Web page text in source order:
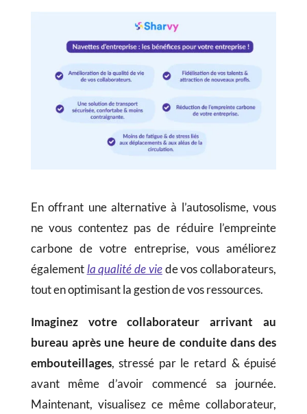
En offrant une alternative à l’autosolisme, vous
ne vous contentez pas de réduire l’empreinte
carbone de votre entreprise, vous améliorez
également la qualité de viede vos collaborateurs,
tout en optimisant la gestion de vos ressources.
Imaginez votre collaborateur arrivant au
bureau après une heure de conduite dans des
embouteillages, stressé par le retard & épuisé
avant même d’avoir commencé sa journée.
Maintenant, visualisez ce même collaborateur,